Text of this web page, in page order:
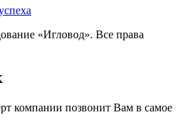
«Игловод». Все права
компании позвонит Вам в самое